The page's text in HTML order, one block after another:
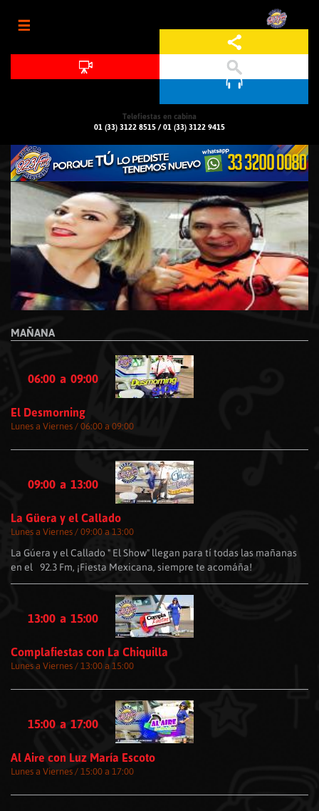
Telefiestas en cabina
01 (33) 3122 8515 /01 (33) 3122 9415
MAÑANA
06:00 a 09:00
El Desmorning
Lunes a Viernes / 06:00 a 09:00
09:00 a 13:00
La Güera y el Callado
Lunes a Viernes / 09:00 a 13:00
La Gúera y el Callado " El Show" llegan para tí todas las mañanas
en el 92.3 Fm, ¡Fiesta Mexicana, siempre te acomáña!
13:00 a 15:00
Complafiestas con La Chiquilla
Lunes a Viernes / 13:00 a 15:00
15:00 a 17:00
Al Aire con Luz María Escoto
Lunes a Viernes / 15:00 a 17:00